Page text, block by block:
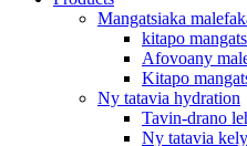
Mangatsiaka
kitapo
Afovoany
Kitapo
Ny tatavia hydration
Tavin-drano
Ny tatavia